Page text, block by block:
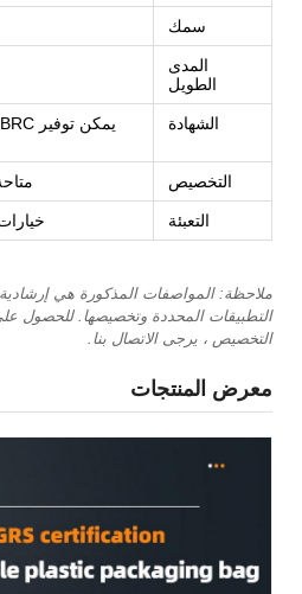
سمك
المدى
الطويل
الشهادة
التخصيص
التعبئة
ملاحظة: المواصفات المذكورة هي
التطبيقات المحددة وتخصيصها. للحصول
التخصيص ، يرجى الاتصال بنا.
معرض المنتجات